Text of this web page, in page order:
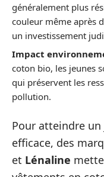
généralement plus
couleur même après
un investissement
Impact
coton bio, les jeunes
qui préservent les
pollution.
Pour atteindre
efficace, des
et Lénaline